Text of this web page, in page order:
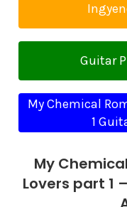
Guitar
My Chemical
1
My
Lovers part 1 –